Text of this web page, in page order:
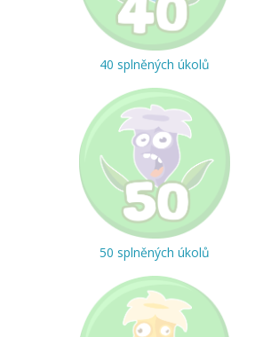
40 splněných úkolů
50 splněných úkolů